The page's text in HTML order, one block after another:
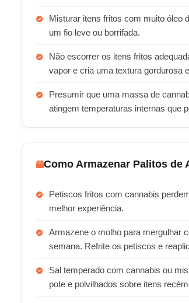
Misturar itens fritos com muito óleo
um fio leve ou borrifada.
Não escorrer os itens fritos
vapor e cria uma textura gordurosa
Presumir que uma massa de
atingem temperaturas internas que
Como Armazenar Palitos de
Petiscos fritos com cannabis
melhor experiência.
Armazene o molho para mergulhar
semana. Refrite os petiscos e
Sal temperado com cannabis ou
pote e polvilhados sobre itens